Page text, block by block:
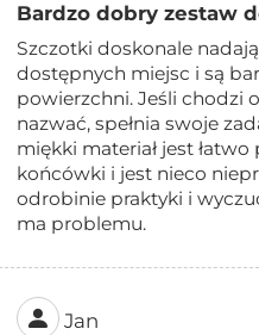
Bardzo dobry zestaw
Szczotki doskonale
dostępnych miejsc i są
powierzchni. Jeśli chodzi
nazwać, spełnia swoje
miękki materiał jest
końcówki i jest nieco
odrobinie praktyki i
ma problemu.
Jan